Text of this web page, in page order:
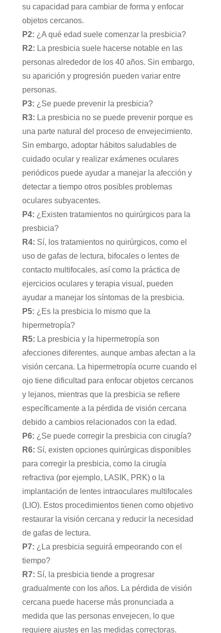
su capacidad para cambiar de forma y enfocar
objetos cercanos.
P2: ¿A qué edad suele comenzar la presbicia?
R2: La presbicia suele hacerse notable en las
personas alrededor de los 40 años. Sin embargo,
su aparición y progresión pueden variar entre
personas.
P3: ¿Se puede prevenir la presbicia?
R3: La presbicia no se puede prevenir porque es
una parte natural del proceso de envejecimiento.
Sin embargo, adoptar hábitos saludables de
cuidado ocular y realizar exámenes oculares
periódicos puede ayudar a manejar la afección y
detectar a tiempo otros posibles problemas
oculares subyacentes.
P4: ¿Existen tratamientos no quirúrgicos para la
presbicia?
R4: Sí, los tratamientos no quirúrgicos, como el
uso de gafas de lectura, bifocales o lentes de
contacto multifocales, así como la práctica de
ejercicios oculares y terapia visual, pueden
ayudar a manejar los síntomas de la presbicia.
P5: ¿Es la presbicia lo mismo que la
hipermetropía?
R5: La presbicia y la hipermetropía son
afecciones diferentes, aunque ambas afectan a la
visión cercana. La hipermetropía ocurre cuando el
ojo tiene dificultad para enfocar objetos cercanos
y lejanos, mientras que la presbicia se refiere
específicamente a la pérdida de visión cercana
debido a cambios relacionados con la edad.
P6: ¿Se puede corregir la presbicia con cirugía?
R6: Sí, existen opciones quirúrgicas disponibles
para corregir la presbicia, como la cirugía
refractiva (por ejemplo, LASIK, PRK) o la
implantación de lentes intraoculares multifocales
(LIO). Estos procedimientos tienen como objetivo
restaurar la visión cercana y reducir la necesidad
de gafas de lectura.
P7: ¿La presbicia seguirá empeorando con el
tiempo?
R7: Sí, la presbicia tiende a progresar
gradualmente con los años. La pérdida de visión
cercana puede hacerse más pronunciada a
medida que las personas envejecen, lo que
requiere ajustes en las medidas correctoras.